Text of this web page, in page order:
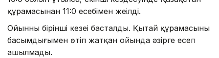
құрамасынан 11:0 есебімен жеңілді.
Ойынның бірінші кезеңі басталды. Қытай құрамасының
басымдығымен өтіп жатқан ойында әзірге есеп
ашылмады.